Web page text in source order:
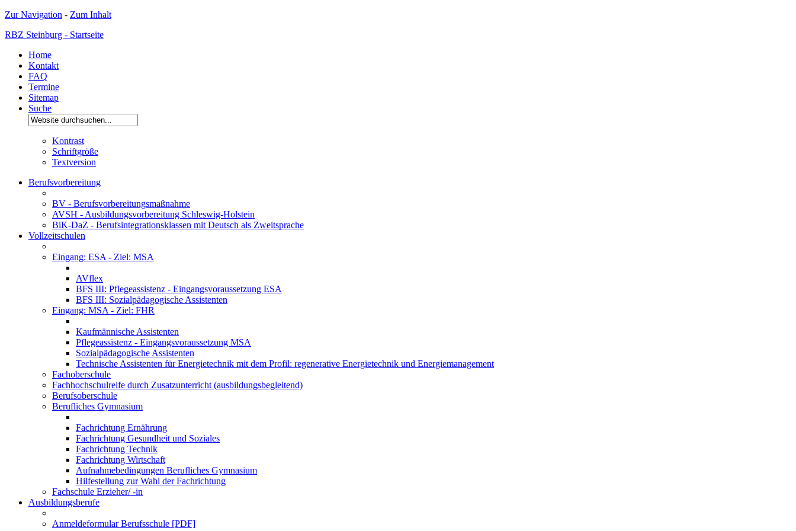
Zur Navigation - Zum Inhalt
RBZ Steinburg - Startseite
Home
Kontakt
FAQ
Termine
Sitemap
Suche
Kontrast
Schriftgröße
Textversion
Berufsvorbereitung
BV - Berufsvorbereitungsmaßnahme
AVSH - Ausbildungsvorbereitung Schleswig-Holstein
BiK-DaZ - Berufsintegrationsklassen mit Deutsch als Zweitsprache
Vollzeitschulen
Eingang: ESA - Ziel: MSA
AVflex
BFS III: Pflegeassistenz - Eingangsvoraussetzung ESA
BFS III: Sozialpädagogische Assistenten
Eingang: MSA - Ziel: FHR
Kaufmännische Assistenten
Pflegeassistenz - Eingangsvoraussetzung MSA
Sozialpädagogische Assistenten
Technische Assistenten für Energietechnik mit dem Profil: regenerative Energietechnik und Energiemanagement
Fachoberschule
Fachhochschulreife durch Zusatzunterricht (ausbildungsbegleitend)
Berufsoberschule
Berufliches Gymnasium
Fachrichtung Ernährung
Fachrichtung Gesundheit und Soziales
Fachrichtung Technik
Fachrichtung Wirtschaft
Aufnahmebedingungen Berufliches Gymnasium
Hilfestellung zur Wahl der Fachrichtung
Fachschule Erzieher/ -in
Ausbildungsberufe
Anmeldeformular Berufsschule [PDF]